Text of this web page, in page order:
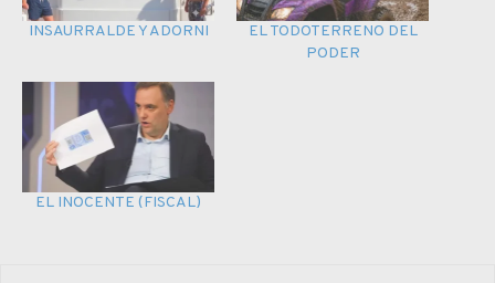
INSAURRALDE Y ADORNI
EL TODOTERRENO DEL
PODER
EL INOCENTE (FISCAL)